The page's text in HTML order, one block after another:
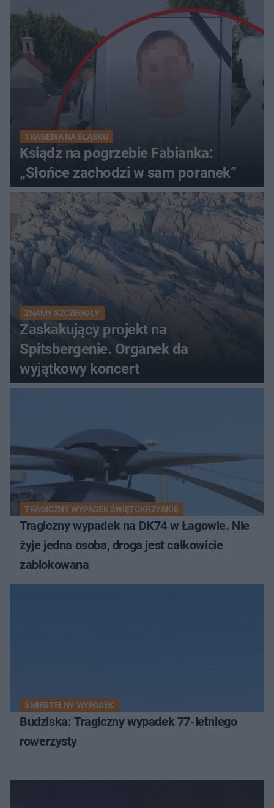
TRAGEDIA NA ŚLĄSKU
Ksiądz na pogrzebie Fabianka:
„Słońce zachodzi w sam poranek”
ZNAMY SZCZEGÓŁY
Zaskakujący projekt na
Spitsbergenie. Organek da
wyjątkowy koncert
TRAGICZNY WYPADEK ŚWIĘTOKRZYSKIE
Tragiczny wypadek na DK74 w Łagowie. Nie
żyje jedna osoba, droga jest całkowicie
zablokowana
ŚMIERTELNY WYPADEK
Budziska: Tragiczny wypadek 77-letniego
rowerzysty